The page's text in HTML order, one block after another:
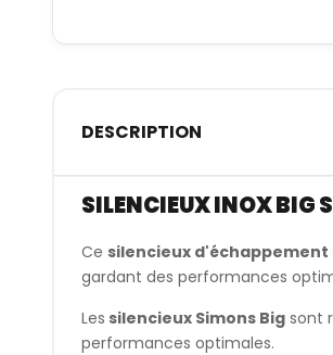
DESCRIPTION
SILENCIEUX INOX BIG
Ce silencieux d'échappement
gardant des performances
Les silencieux Simons Bigsont
performances optimales.